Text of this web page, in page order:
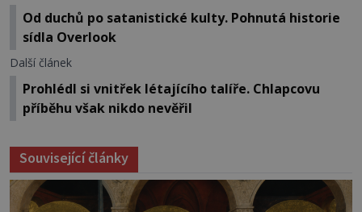
Od duchů po satanistické kulty. Pohnutá historie
sídla Overlook
Další článek
Prohlédl si vnitřek létajícího talíře. Chlapcovu
příběhu však nikdo nevěřil
Související články